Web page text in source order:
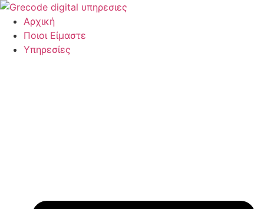
Μετάβαση
στο
περιεχόμενο
Αρχική
Ποιοι Είμαστε
Υπηρεσίες